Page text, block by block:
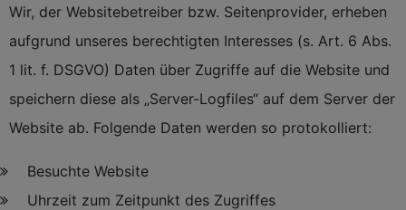
Wir, der Websitebetreiber bzw. Seitenprovider, erheben
aufgrund unseres berechtigten Interesses (s. Art. 6 Abs.
1 lit. f. DSGVO) Daten über Zugriffe auf die Website und
speichern diese als „Server-Logfiles“ auf dem Server der
Website ab. Folgende Daten werden so protokolliert:
Besuchte Website
Uhrzeit zum Zeitpunkt des Zugriffes